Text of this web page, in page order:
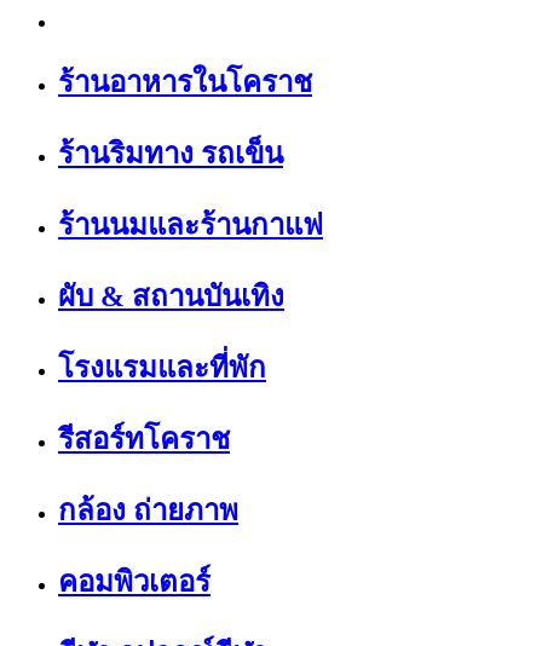
ร้านอาหารในโคราช
ร้านริมทาง รถเข็น
ร้านนมและร้านกาแฟ
ผับ & สถานบันเทิง
โรงแรมและที่พัก
รีสอร์ทโคราช
กล้อง ถ่ายภาพ
คอมพิวเตอร์